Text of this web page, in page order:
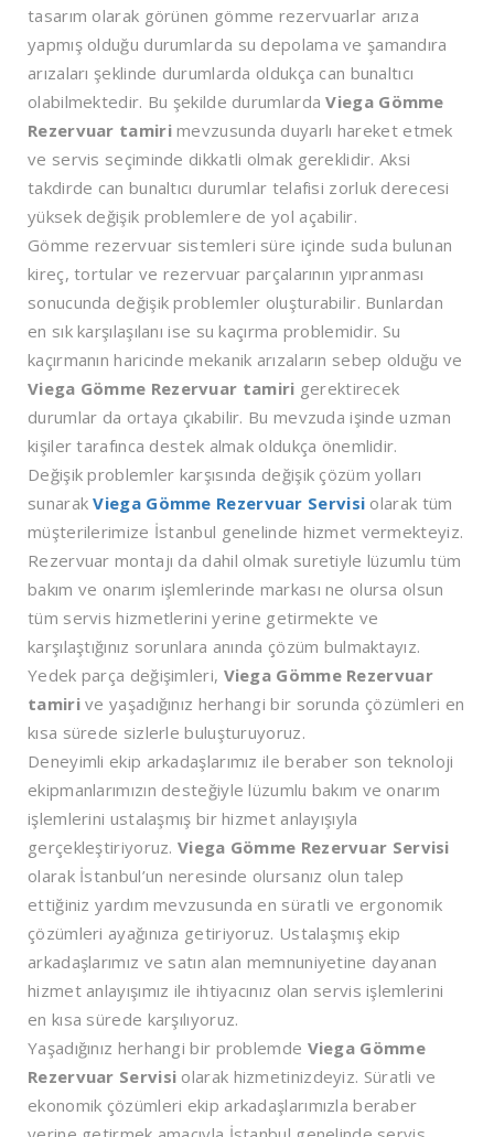
tasarım olarak görünen gömme rezervuarlar arıza
yapmış olduğu durumlarda su depolama ve şamandıra
arızaları şeklinde durumlarda oldukça can bunaltıcı
olabilmektedir. Bu şekilde durumlardaViega Gömme
Rezervuar tamirimevzusunda duyarlı hareket etmek
ve servis seçiminde dikkatli olmak gereklidir. Aksi
takdirde can bunaltıcı durumlar telafisi zorluk derecesi
yüksek değişik problemlere de yol açabilir.
Gömme rezervuar sistemleri süre içinde suda bulunan
kireç, tortular ve rezervuar parçalarının yıpranması
sonucunda değişik problemler oluşturabilir. Bunlardan
en sık karşılaşılanı ise su kaçırma problemidir. Su
kaçırmanın haricinde mekanik arızaların sebep olduğu ve
Viega Gömme Rezervuar tamiri gerektirecek
durumlar da ortaya çıkabilir. Bu mevzuda işinde uzman
kişiler tarafınca destek almak oldukça önemlidir.
Değişik problemler karşısında değişik çözüm yolları
sunarakViega Gömme Rezervuar Servisi olarak tüm
müşterilerimize İstanbul genelinde hizmet vermekteyiz.
Rezervuar montajı da dahil olmak suretiyle lüzumlu tüm
bakım ve onarım işlemlerinde markası ne olursa olsun
tüm servis hizmetlerini yerine getirmekte ve
karşılaştığınız sorunlara anında çözüm bulmaktayız.
Yedek parça değişimleri, Viega Gömme Rezervuar
tamirive yaşadığınız herhangi bir sorunda çözümleri en
kısa sürede sizlerle buluşturuyoruz.
Deneyimli ekip arkadaşlarımız ile beraber son teknoloji
ekipmanlarımızın desteğiyle lüzumlu bakım ve onarım
işlemlerini ustalaşmış bir hizmet anlayışıyla
gerçekleştiriyoruz. Viega Gömme Rezervuar Servisi
olarak İstanbul’un neresinde olursanız olun talep
ettiğiniz yardım mevzusunda en süratli ve ergonomik
çözümleri ayağınıza getiriyoruz. Ustalaşmış ekip
arkadaşlarımız ve satın alan memnuniyetine dayanan
hizmet anlayışımız ile ihtiyacınız olan servis işlemlerini
en kısa sürede karşılıyoruz.
Yaşadığınız herhangi bir problemde Viega Gömme
Rezervuar Servisi olarak hizmetinizdeyiz. Süratli ve
ekonomik çözümleri ekip arkadaşlarımızla beraber